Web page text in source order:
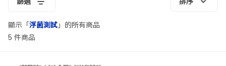
顯示「浮菌測試」的所有商品
5 件商品